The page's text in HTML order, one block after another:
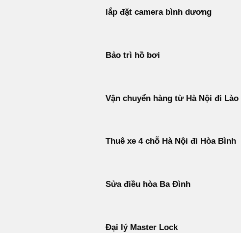
lắp đặt camera bình dương
Bảo trì hồ bơi
Vận chuyển hàng từ Hà Nội đi Lào
Thuê xe 4 chỗ Hà Nội đi Hòa Bình
Sửa điều hòa Ba Đình
Đại lý Master Lock